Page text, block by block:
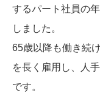
するパート社員の
しました。
65歳以降も働き続
を長く雇用し、人
です。